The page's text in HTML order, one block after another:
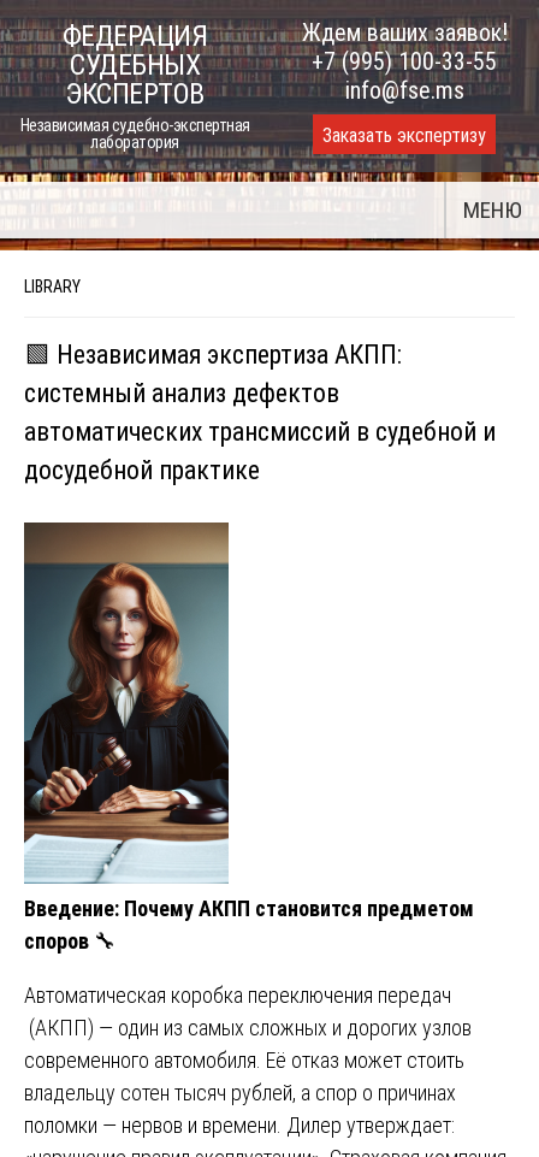
Skip
to
content
ФЕДЕРАЦИЯ
СУДЕБНЫХ
ЭКСПЕРТОВ
Независимая судебно-экспертная
лаборатория
Ждем ваших заявок!
+7 (995) 100-33-55
info@fse.ms
Заказать экспертизу
МЕНЮ
LIBRARY
🟩 Независимая экспертиза АКПП:
системный анализ дефектов
автоматических трансмиссий в судебной и
досудебной практике
Введение: Почему АКПП становится предметом
споров 🔧
Автоматическая коробка переключения передач
(АКПП) — один из самых сложных и дорогих узлов
современного автомобиля. Её отказ может стоить
владельцу сотен тысяч рублей, а спор о причинах
поломки — нервов и времени. Дилер утверждает: